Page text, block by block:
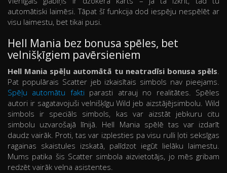
automātiski laimēsi. Tāpat šī funkcija dod iespēju nespēlēt ar
visu laimestu, bet tikai pusi.
Hell Mania bez bonusa spēles, bet
velnišķīgiem pavērsieniem
Hell Mania spēļu automātā tu neatradīsi bonusa spēls.
Pat populārais Scatter jeb izkaisītais simbols nav pieejams.
Spēļu automātu fakti parasti atrauj no realitātes. Spēles
autori ir sagatavojuši velnišķīgu Wild jeb aizstājējsimbolu. Wild
simbols ir speciāls simbols, kas var aizstāt jebkuru citu
simbolu uzvarošajā līnijā. Hell Mania spēlē tas var izdarīt
daudz vairāk. Proti, tas var izplesties pa visu rulli ļoti seksīgas
ragainas skaistules izskatā, palīdzot iegūt lielāku laimestu.
Mums patika šis Scatter simbola aizvietotājs, jo mēs gribam
redzēt vairāk velna asistentes.